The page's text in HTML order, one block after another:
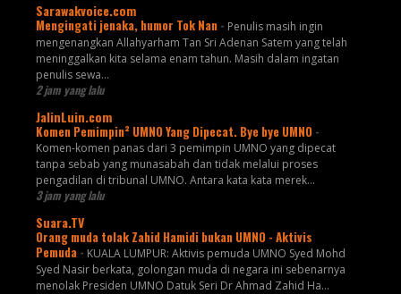
Sarawakvoice.com
Mengingati jenaka, humor Tok Nan - Penulis masih ingin
mengenangkan Allahyarham Tan Sri Adenan Satem yang telah
meninggalkan kita selama enam tahun. Masih dalam ingatan
penulis sewa...
2 jam yang lalu
JalinLuin.com
Komen Pemimpin² UMNO Yang Dipecat. Bye bye UMNO -
Komen-komen panas dari 3 pemimpin UMNO yang dipecat
tanpa sebab yang munasabah dan tidak melalui proses
pengadilan di tribunal UMNO. Antara kata kata merek...
3 jam yang lalu
Suara.TV
Orang muda tolak Zahid Hamidi bukan UMNO - Aktivis
Pemuda - KUALA LUMPUR: Aktivis pemuda UMNO Syed Mohd
Syed Nasir berkata, golongan muda di negara ini sebenarnya
menolak Presiden UMNO Datuk Seri Dr Ahmad Zahid Ha...